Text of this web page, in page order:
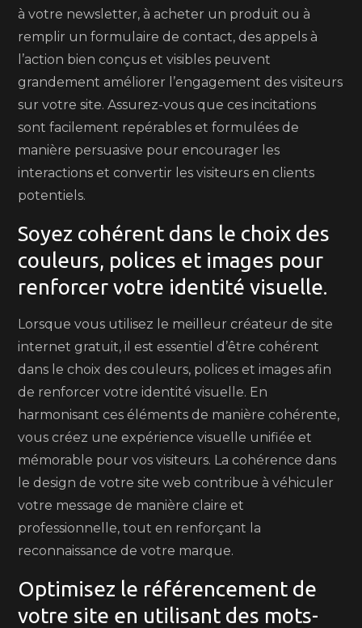
à votre newsletter, à acheter un produit ou à
remplir un formulaire de contact, des appels à
l’action bien conçus et visibles peuvent
grandement améliorer l’engagement des visiteurs
sur votre site. Assurez-vous que ces incitations
sont facilement repérables et formulées de
manière persuasive pour encourager les
interactions et convertir les visiteurs en clients
potentiels.
Soyez cohérent dans le choix des
couleurs, polices et images pour
renforcer votre identité visuelle.
Lorsque vous utilisez le meilleur créateur de site
internet gratuit, il est essentiel d’être cohérent
dans le choix des couleurs, polices et images afin
de renforcer votre identité visuelle. En
harmonisant ces éléments de manière cohérente,
vous créez une expérience visuelle unifiée et
mémorable pour vos visiteurs. La cohérence dans
le design de votre site web contribue à véhiculer
votre message de manière claire et
professionnelle, tout en renforçant la
reconnaissance de votre marque.
Optimisez le référencement de
votre site en utilisant des mots-